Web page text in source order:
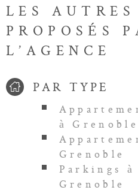
LES AUTRES
PROPOSÉS
L’AGENCE
PAR TYPE
à Grenoble
Grenoble
Parkings
Grenoble